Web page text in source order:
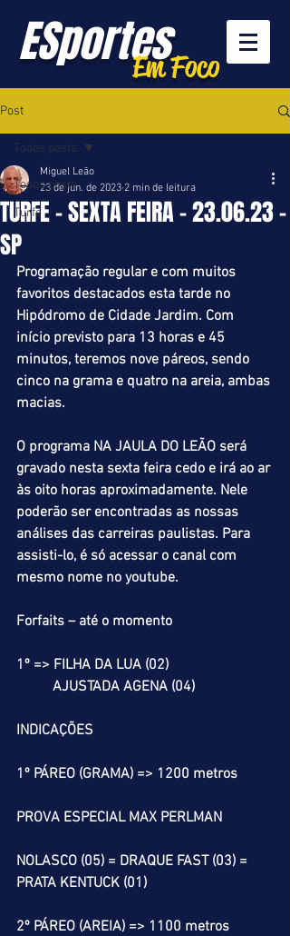
ESportesEm Foco
Post
Todos posts
Turfe
Todos posts
TURFE - SEXTA FEIRA - 23.06.23 -
SP
Miguel Leão
23 de jun. de 2023 2 min de leitura
Programação regular e com muitos
favoritos destacados esta tarde no
Hipódromo de Cidade Jardim. Com
início previsto para 13 horas e 45
minutos, teremos nove páreos, sendo
cinco na grama e quatro na areia, ambas
macias.
O programa NA JAULA DO LEÃO será
gravado nesta sexta feira cedo e irá ao ar
às oito horas aproximadamente. Nele
poderão ser encontradas as nossas
análises das carreiras paulistas. Para
assisti-lo, é só acessar o canal com
mesmo nome no youtube.
Forfaits – até o momento
1º => FILHA DA LUA (02)
          AJUSTADA AGENA (04)
INDICAÇÕES
1º PÁREO (GRAMA) => 1200 metros
PROVA ESPECIAL MAX PERLMAN
NOLASCO (05) = DRAQUE FAST (03) =
PRATA KENTUCK (01)
2º PÁREO (AREIA) => 1100 metros